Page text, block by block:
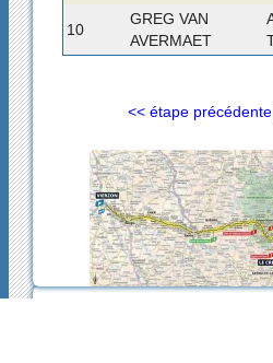
10
GREG VAN
AVERMAET
<< étape précédente